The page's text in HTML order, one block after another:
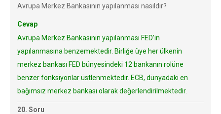
Avrupa Merkez Bankasının yapılanması nasıldır?
Cevap
Avrupa Merkez Bankasının yapılanması FED’in
yapılanmasına benzemektedir. Birliğe üye her ülkenin
merkez bankası FED bünyesindeki 12 bankanın rolüne
benzer fonksiyonlar üstlenmektedir. ECB, dünyadaki en
bağımsız merkez bankası olarak değerlendirilmektedir.
20. Soru